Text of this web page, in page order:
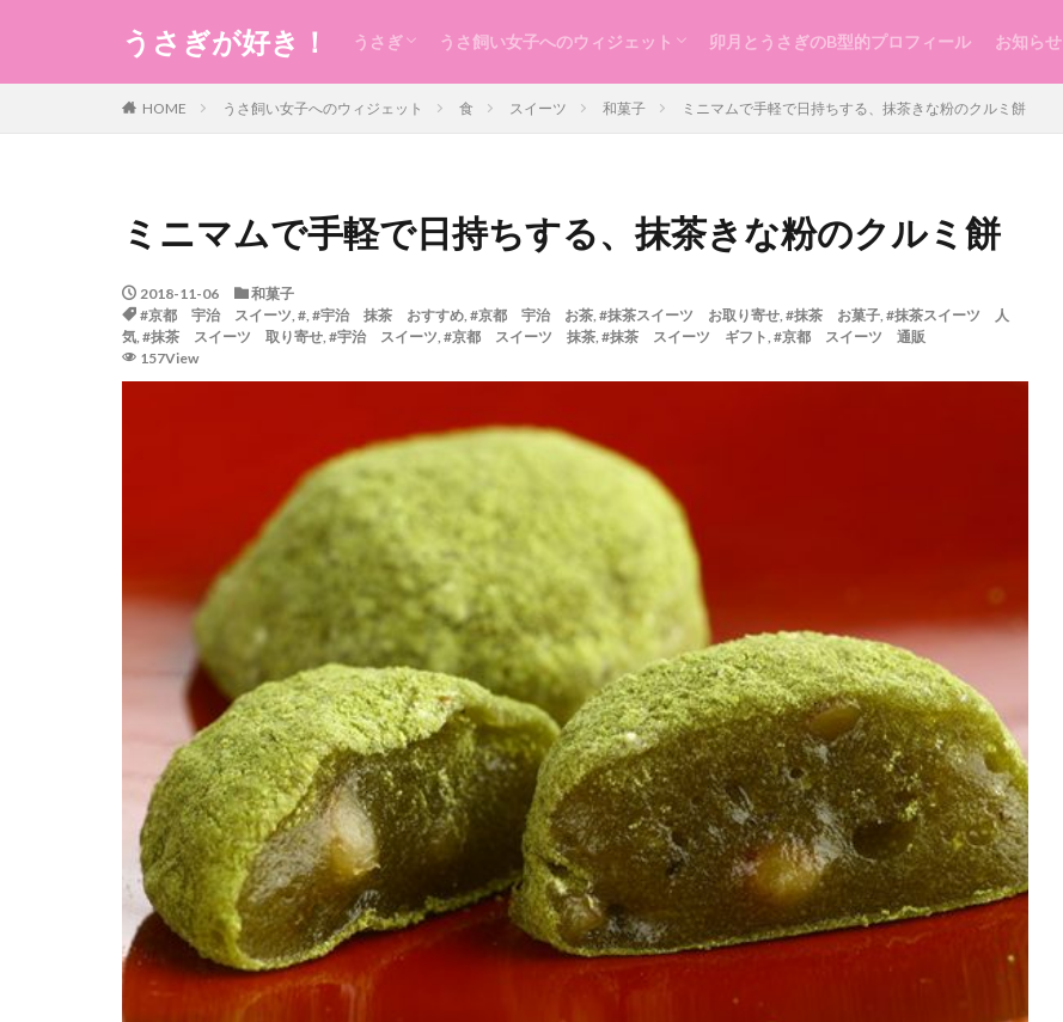
うさぎが好き！ うさぎ うさ飼い女子へのウィジェット 卯月とうさぎのB型的プロフィール お知らせ
HOME うさ飼い女子へのウィジェット 食 スイーツ 和菓子 ミニマムで手軽で日持ちする、抹茶きな粉のクルミ餅
ミニマムで手軽で日持ちする、抹茶きな粉のクルミ餅
2018-11-06
和菓子
#京都 宇治 スイーツ, #, #宇治 抹茶 おすすめ, #京都 宇治 お茶, #抹茶スイーツ お取り寄せ, #抹茶 お菓子, #抹茶スイーツ 人
気, #抹茶 スイーツ 取り寄せ, #宇治 スイーツ, #京都 スイーツ 抹茶, #抹茶 スイーツ ギフト, #京都 スイーツ 通販
157View